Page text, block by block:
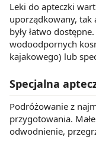
Leki do apteczki
uporządkowany, tak
były łatwo
wodoodpornych
kajakowego) lub
Specjalna
Podróżowanie z
przygotowania.
odwodnienie,